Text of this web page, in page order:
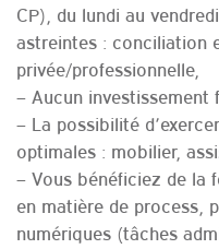
CP), du lundi au
astreintes : conciliation
privée/professionnelle,
– Aucun investissement
– La possibilité
optimales : mobilier,
– Vous bénéficiez de la
en matière de process,
numériques (tâches